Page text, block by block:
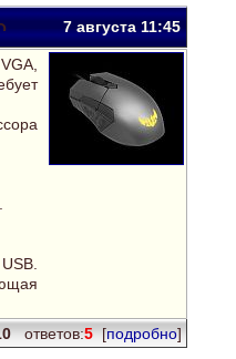
7 августа 11:45
ответов:5 [подробно]